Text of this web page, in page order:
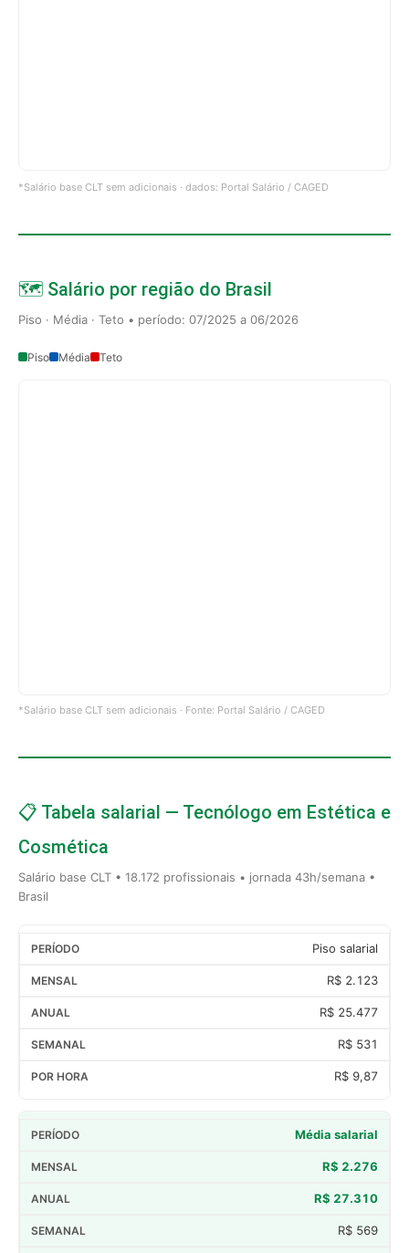
*Salário base CLT sem adicionais · dados: Portal Salário / CAGED
🗺️ Salário por região do Brasil
Piso · Média · Teto • período: 07/2025 a 06/2026
Piso Média Teto
*Salário base CLT sem adicionais · Fonte: Portal Salário / CAGED
📋 Tabela salarial — Tecnólogo em Estética e
Cosmética
Salário base CLT • 18.172 profissionais • jornada 43h/semana •
Brasil
Piso salarial
R$ 2.123
R$ 25.477
R$ 531
R$ 9,87
Média salarial
R$ 2.276
R$ 27.310
R$ 569